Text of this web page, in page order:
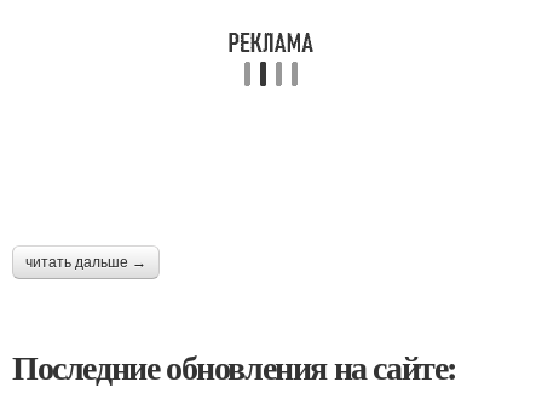
читать дальше →
Последние обновления на сайте: